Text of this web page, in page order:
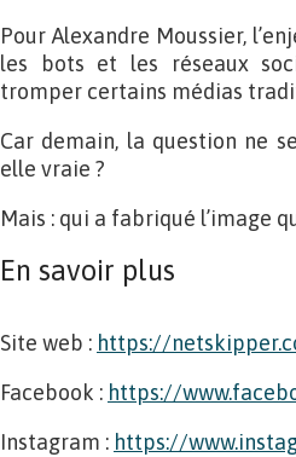
Pour Alexandre Moussier,
les bots et les réseaux
tromper certains médias
Car demain, la question ne
elle vraie ?
Mais : qui a fabriqué l’image
En savoir plus
Site web : https://
Facebook : https://
Instagram : https://